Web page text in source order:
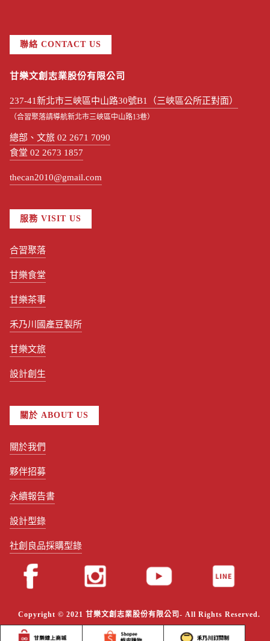
聯絡 CONTACT US
甘樂文創志業股份有限公司
237-41新北市三峽區中山路30號B1（三峽區公所正對面）
（合習聚落請導航新北市三峽區中山路13巷）
總部、文旅 02 2671 7090
食堂 02 2673 1857
thecan2010@gmail.com
服務 VISIT US
合習聚落
甘樂食堂
甘樂茶事
禾乃川國產豆製所
甘樂文旅
設計創生
關於 ABOUT US
關於我們
夥伴招募
永續報告書
設計型錄
社創良品採購型錄
Copyright © 2021 甘樂文創志業股份有限公司- All Rights Reserved.